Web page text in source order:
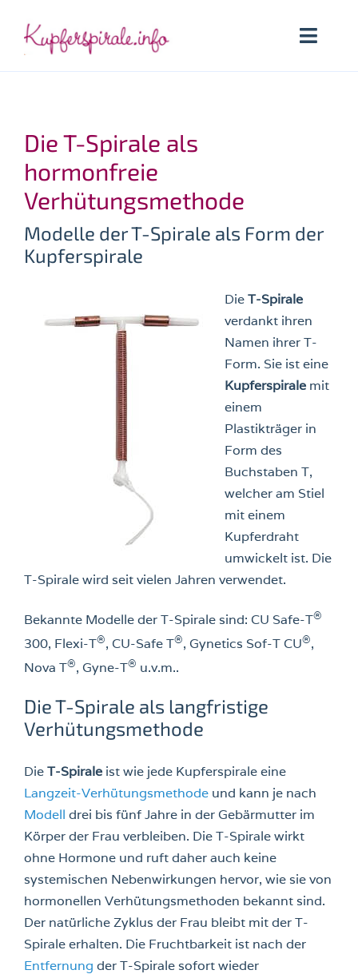
Inhalt
springen
Toggle
Kupferspirale
Welche Kupferspirale
Anwenderinnen
Suche
Die T-Spirale als
hormonfreie
Verhütungsmethode
Modelle der T-Spirale als Form der
Kupferspirale
DieT-Spirale
verdankt ihren
Namen ihrer T-
Form. Sie ist eine
Kupferspiralemit
einem
Plastikträger in
Form des
Buchstaben T,
welcher am Stiel
mit einem
Kupferdraht
umwickelt ist. Die
T-Spirale wird seit vielen Jahren verwendet.
Bekannte Modelle der T-Spirale sind: CU Safe-T®
300, Flexi-T®, CU-Safe T®, Gynetics Sof-T CU®,
Nova T®, Gyne-T® u.v.m..
Die T-Spirale als langfristige
Verhütungsmethode
DieT-Spiraleist wie jede Kupferspirale eine
Langzeit-Verhütungsmethodeund kann je nach
Modell drei bis fünf Jahre in der Gebärmutter im
Körper der Frau verbleiben. Die T-Spirale wirkt
ohne Hormone und ruft daher auch keine
systemischen Nebenwirkungen hervor, wie sie von
hormonellen Verhütungsmethoden bekannt sind.
Der natürliche Zyklus der Frau bleibt mit der T-
Spirale erhalten. Die Fruchtbarkeit ist nach der
Entfernung der T-Spirale sofort wieder